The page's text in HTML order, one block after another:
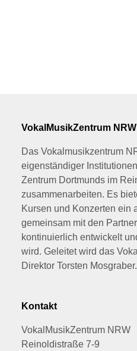
VokalMusikZentrum NRW
Das Vokalmusikzentrum
eigenständiger
Zentrum Dortmunds im
zusammenarbeiten. Es
Kursen und Konzerten ein
gemeinsam mit den
kontinuierlich entwickelt
wird. Geleitet wird das
Direktor Torsten Mosgraber.
Kontakt
VokalMusikZentrum NRW
Reinoldistraße 7-9